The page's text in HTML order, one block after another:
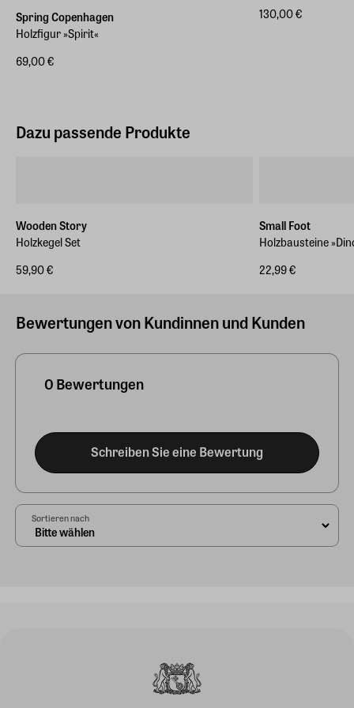
des Herstellers)
Das Schaukelpferd ist kein Spielzeug und darf nicht von
Kindern benutzt werden.
Spring Copenhagen
Holzfigur »Spirit«
69,00 €
130,00 €
Dazu passende Produkte
Wooden Story
Holzkegel Set
59,90 €
Small Foot
Holzbausteine
22,99 €
Bewertungen von Kundinnen und Kunden
0 Bewertungen
Schreiben Sie eine Bewertung
Sortieren nach